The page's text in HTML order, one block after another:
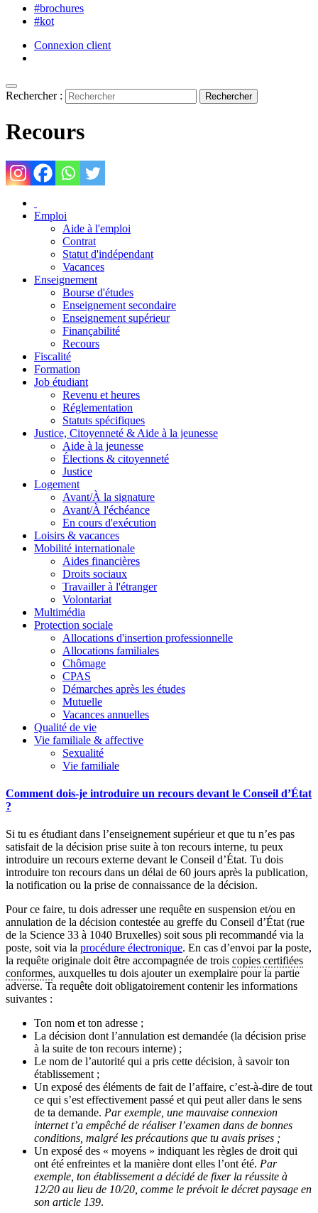
#brochures
#kot
Connexion client
Rechercher :
Recours
Emploi
Aide à l'emploi
Contrat
Statut d'indépendant
Vacances
Enseignement
Bourse d'études
Enseignement secondaire
Enseignement supérieur
Finançabilité
Recours
Fiscalité
Formation
Job étudiant
Revenu et heures
Réglementation
Statuts spécifiques
Justice, Citoyenneté & Aide à la jeunesse
Aide à la jeunesse
Élections & citoyenneté
Justice
Logement
Avant/À la signature
Avant/À l'échéance
En cours d'exécution
Loisirs & vacances
Mobilité internationale
Aides financières
Droits sociaux
Travailler à l'étranger
Volontariat
Multimédia
Protection sociale
Allocations d'insertion professionnelle
Allocations familiales
Chômage
CPAS
Démarches après les études
Mutuelle
Vacances annuelles
Qualité de vie
Vie familiale & affective
Sexualité
Vie familiale
Comment dois-je introduire un recours devant le Conseil d’État
?
Si tu es étudiant dans l’enseignement supérieur et que tu n’es pas
satisfait de la décision prise suite à ton recours interne, tu peux
introduire un recours externe devant le Conseil d’État. Tu dois
introduire ton recours dans un délai de 60 jours après la publication,
la notification ou la prise de connaissance de la décision.
Pour ce faire, tu dois adresser une requête en suspension et/ou en
annulation de la décision contestée au greffe du Conseil d’État (rue
de la Science 33 à 1040 Bruxelles) soit sous pli recommandé via la
poste, soit via la procédure électronique. En cas d’envoi par la poste,
la requête originale doit être accompagnée de trois copies certifiées
conformes, auxquelles tu dois ajouter un exemplaire pour la partie
adverse. Ta requête doit obligatoirement contenir les informations
suivantes :
Ton nom et ton adresse ;
La décision dont l’annulation est demandée (la décision prise
à la suite de ton recours interne) ;
Le nom de l’autorité qui a pris cette décision, à savoir ton
établissement ;
Un exposé des éléments de fait de l’affaire, c’est-à-dire de tout
ce qui s’est effectivement passé et qui peut aller dans le sens
de ta demande. Par exemple, une mauvaise connexion
internet t’a empêché de réaliser l’examen dans de bonnes
conditions, malgré les précautions que tu avais prises ;
Un exposé des « moyens » indiquant les règles de droit qui
ont été enfreintes et la manière dont elles l’ont été. Par
exemple, ton établissement a décidé de fixer la réussite à
12/20 au lieu de 10/20, comme le prévoit le décret paysage en
son article 139.